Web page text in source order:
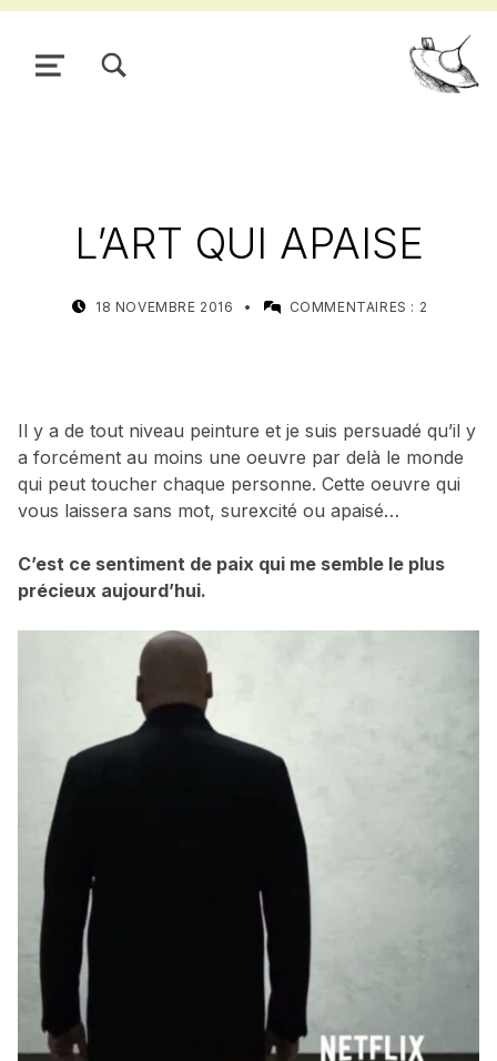
Pour
MENU
L’ART QUI APAISE
18 NOVEMBRE 2016 WRITTEN BY:
MEALIN
COMMENTAIRES : 2
Il y a de tout niveau peinture et je suis persuadé qu’il y
a forcément au moins une oeuvre par delà le monde
qui peut toucher chaque personne. Cette oeuvre qui
vous laissera sans mot, surexcité ou apaisé…
C’est ce sentiment de paix qui me semble le plus
précieux aujourd’hui.